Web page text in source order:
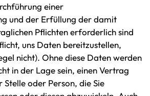
einer
und der Erfüllung der damit
Pflichten erforderlich sind
uns Daten bereitzustellen,
nicht). Ohne diese Daten werden
in der Lage sein, einen Vertrag
Stelle oder Person, die Sie